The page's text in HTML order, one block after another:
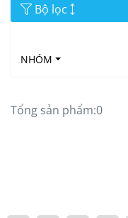
Bộ lọc
NHÓM
Tổng sản phẩm:0